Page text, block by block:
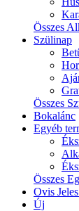
Összes
Szülinap
Összes
Bokalánc
Egyéb
Összes
Ovis
Új